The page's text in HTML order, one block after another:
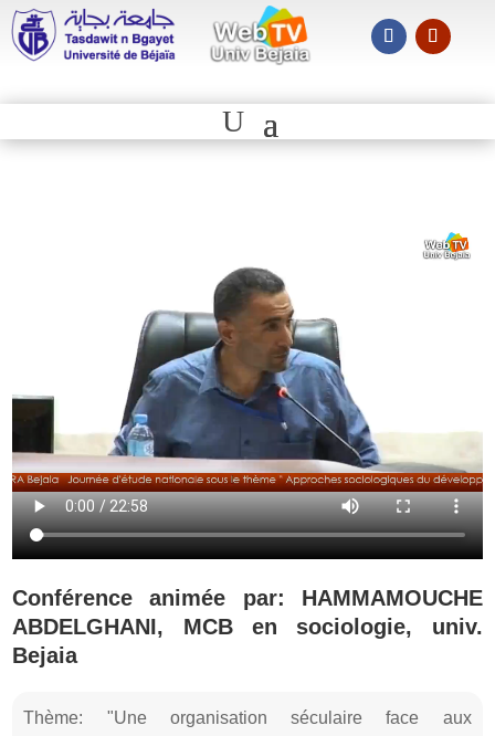
Conférence animée par: HAMMAMOUCHE
ABDELGHANI, MCB en sociologie, univ.
Bejaia
Thème: "Une organisation séculaire face aux